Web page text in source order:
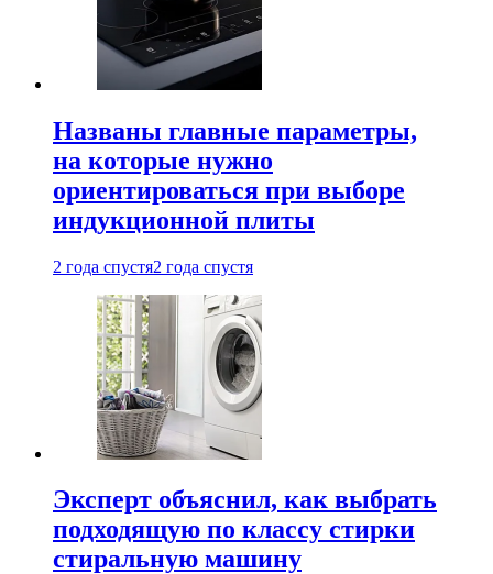
Названы главные параметры,
на которые нужно
ориентироваться при выборе
индукционной плиты
2 года спустя2 года спустя
Эксперт объяснил, как выбрать
подходящую по классу стирки
стиральную машину